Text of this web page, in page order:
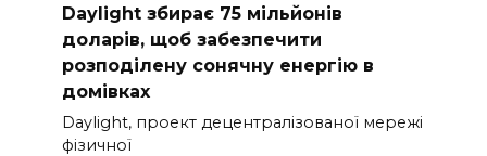
Daylight збирає 75 мільйонів
доларів, щоб забезпечити
розподілену сонячну енергію в
домівках
Daylight, проект децентралізованої мережі
фізичної